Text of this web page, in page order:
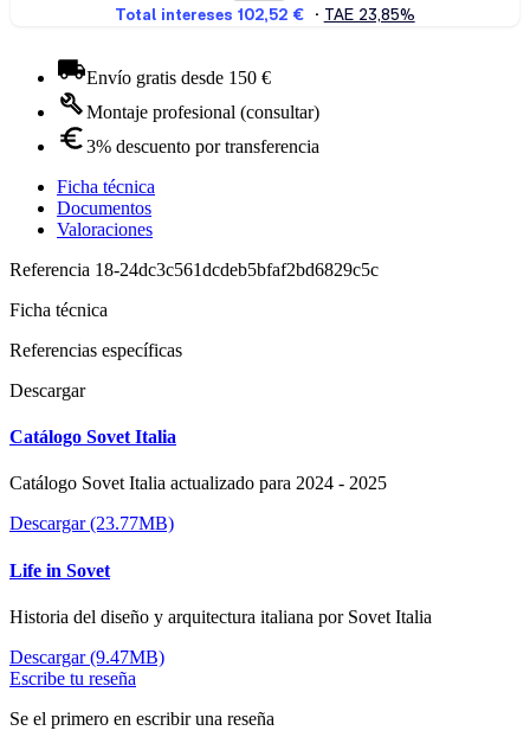
Envío gratis desde 150 €
Montaje profesional (consultar)
3% descuento por transferencia
Ficha técnica
Documentos
Valoraciones
Referencia 18-24dc3c561dcdeb5bfaf2bd6829c5c
Ficha técnica
Referencias específicas
Descargar
Catálogo Sovet Italia
Catálogo Sovet Italia actualizado para 2024 - 2025
Descargar (23.77MB)
Life in Sovet
Historia del diseño y arquitectura italiana por Sovet Italia
Descargar (9.47MB)
Escribe tu reseña
Se el primero en escribir una reseña